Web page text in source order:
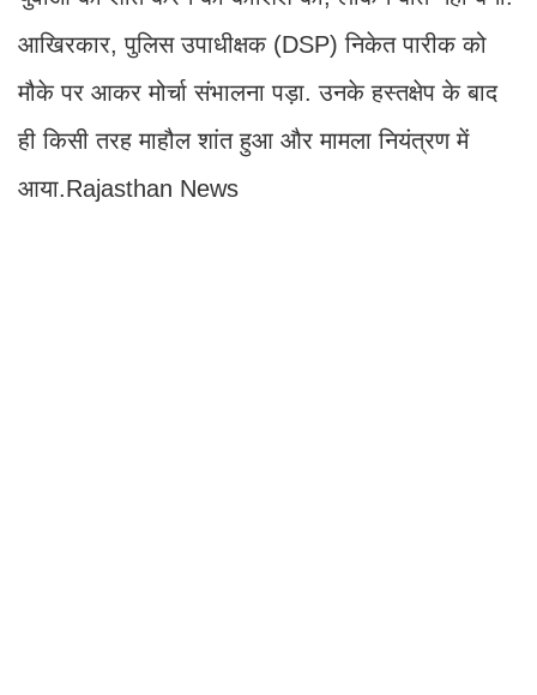
आखिरकार, पुलिस उपाधीक्षक (DSP) निकेत पारीक को
मौके पर आकर मोर्चा संभालना पड़ा. उनके हस्तक्षेप के बाद
ही किसी तरह माहौल शांत हुआ और मामला नियंत्रण में
आया.Rajasthan News